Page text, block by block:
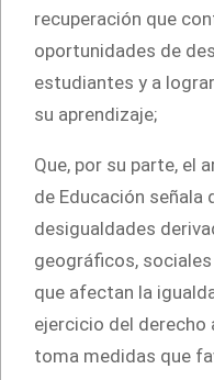
recuperación que
oportunidades de
estudiantes y a
su aprendizaje;
Que, por su parte, el
de Educación señala
desigualdades
geográficos,
que afectan la
ejercicio del derecho
toma medidas que